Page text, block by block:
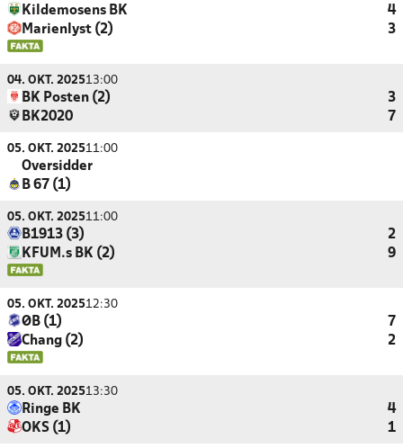
Kildemosens BK
4
Marienlyst (2)
3
04. OKT. 202513:00
BK Posten (2)
3
BK2020
7
05. OKT. 202511:00
Oversidder
B 67 (1)
05. OKT. 202511:00
B1913 (3)
2
KFUM.s BK (2)
9
05. OKT. 202512:30
ØB (1)
7
Chang (2)
2
05. OKT. 202513:30
Ringe BK
4
OKS (1)
1